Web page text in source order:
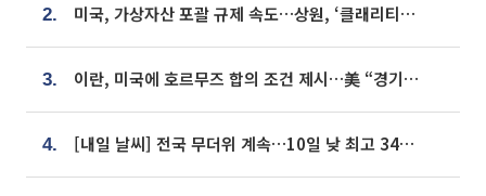
2. 미국, 가상자산 포괄 규제 속도…상원, ‘클래리티법’ 9월 절차투표 추진
3. 이란, 미국에 호르무즈 합의 조건 제시…美 “경기 아직 안 끝나” [종합]
4. [내일 날씨] 전국 무더위 계속…10일 낮 최고 34도 육박